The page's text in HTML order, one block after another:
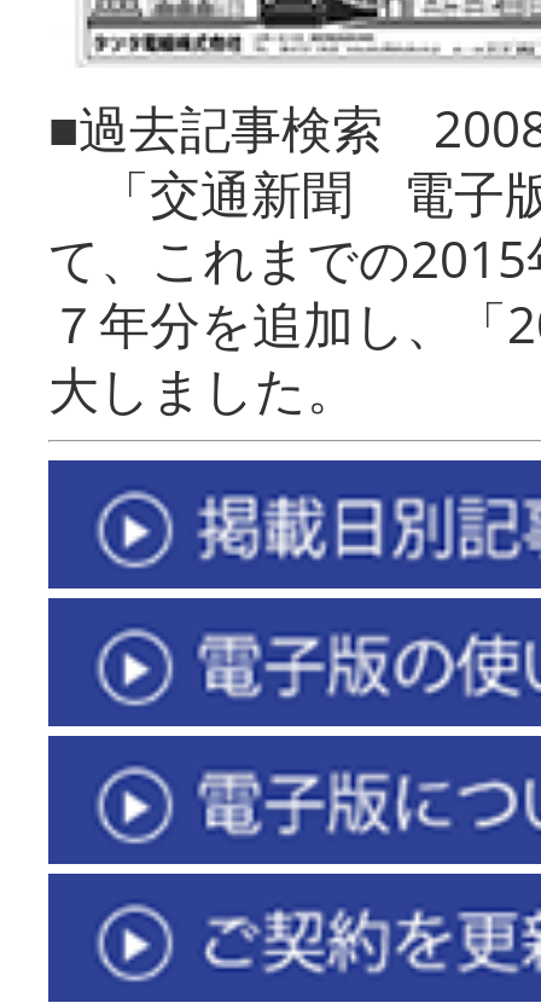
■過去記事検索
「交通新聞 電子
て、これまでの
７年分を追加し、「
大しまし